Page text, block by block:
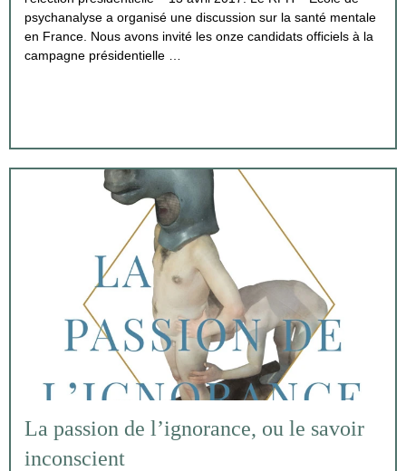
psychanalyse a organisé une discussion sur la santé mentale
en France. Nous avons invité les onze candidats officiels à la
campagne présidentielle …
La passion de l’ignorance, ou le savoir
inconscient